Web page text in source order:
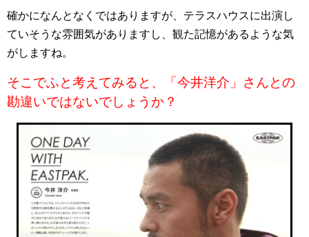
確かになんとなくではありますが、テラスハウスに出演し
ていそうな雰囲気がありますし、観た記憶があるような気
がしますね。
そこでふと考えてみると、「今井洋介」さんとの
勘違いではないでしょうか？